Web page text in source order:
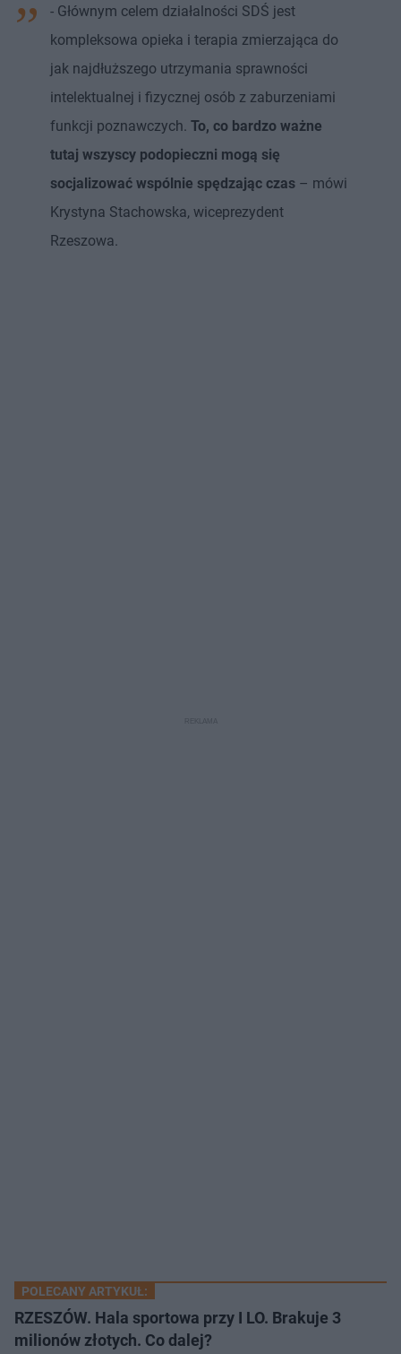
- Głównym celem działalności SDŚ jest
kompleksowa opieka i terapia zmierzająca do
jak najdłuższego utrzymania sprawności
intelektualnej i fizycznej osób z zaburzeniami
funkcji poznawczych. To, co bardzo ważne
tutaj wszyscy podopieczni mogą się
socjalizować wspólnie spędzając czas – mówi
Krystyna Stachowska, wiceprezydent
Rzeszowa.
POLECANY ARTYKUŁ:
RZESZÓW. Hala sportowa przy I LO. Brakuje 3
milionów złotych. Co dalej?